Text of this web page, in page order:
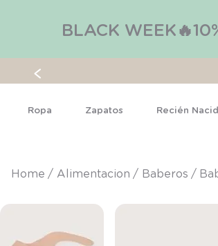
BLACK
Ropa Zapatos Recién
alimentacion baberos